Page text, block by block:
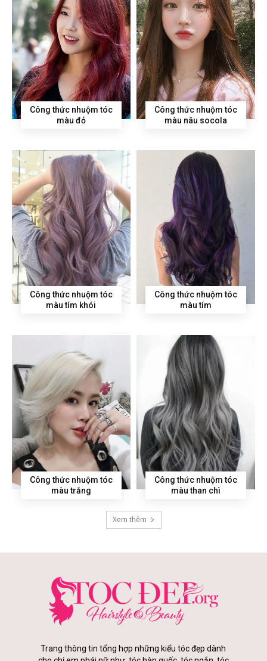
Công thức nhuộm tóc
màu đỏ
Công thức nhuộm tóc
màu nâu socola
Công thức nhuộm tóc
màu tím khói
Công thức nhuộm tóc
màu tím
Công thức nhuộm tóc
màu trắng
Công thức nhuộm tóc
màu than chì
Xem thêm
Trang thông tin tổng hợp những kiểu tóc đẹp dành